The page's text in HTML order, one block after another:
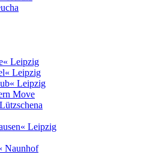
Leipzig
Leipzig
Leipzig
Move
Leipzig
Naunhof